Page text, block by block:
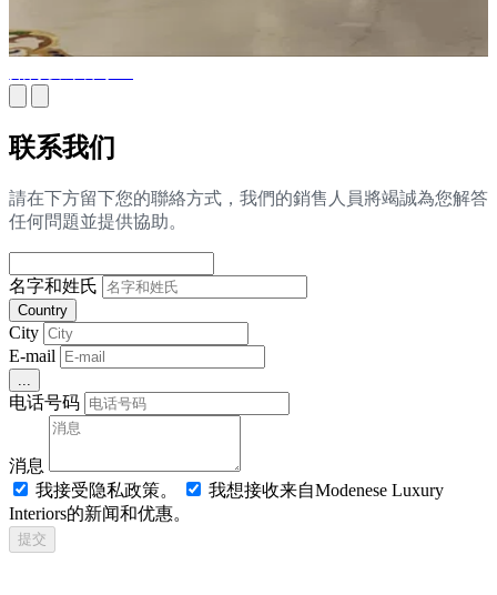
联系我们
請在下方留下您的聯絡方式，我們的銷售人員將竭誠為您解答
任何問題並提供協助。
名字和姓氏
Country
City
E-mail
电话号码
消息
我接受隐私政策。
我想接收来自Modenese Luxury
Interiors的新闻和优惠。
提交